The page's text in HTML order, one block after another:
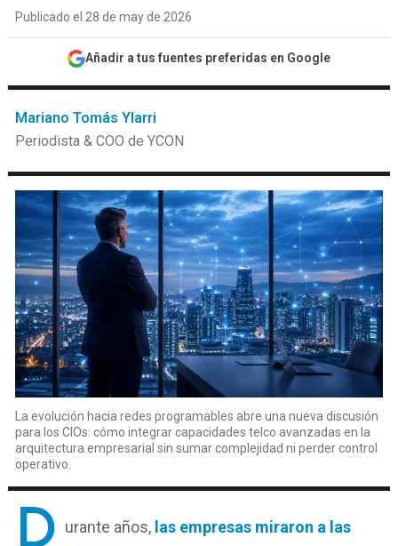
Publicado el 28 de may de 2026
Añadir a tus fuentes preferidas en Google
Mariano Tomás Ylarri
Periodista & COO de YCON
La evolución hacia redes programables abre una nueva discusión
para los CIOs: cómo integrar capacidades telco avanzadas en la
arquitectura empresarial sin sumar complejidad ni perder control
operativo.
D urante años, las empresas miraron a las